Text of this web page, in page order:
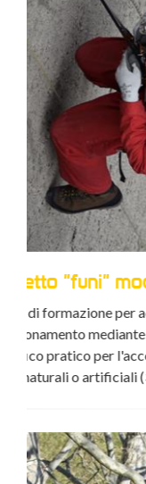
Corso di
e posizionamento